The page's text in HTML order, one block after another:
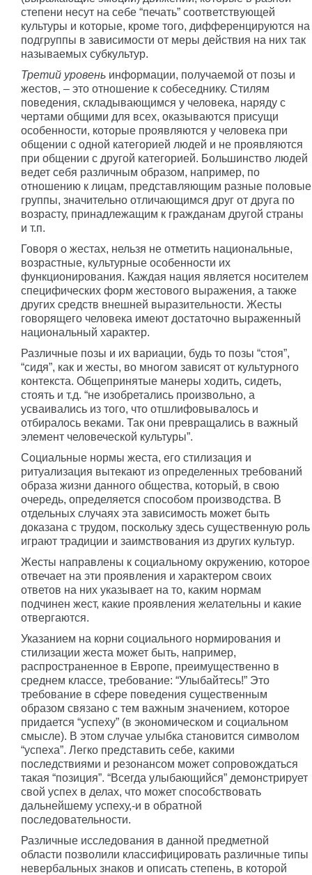
степени несут на себе “печать” соответствующей
культуры и которые, кроме того, дифференцируются на
подгруппы в зависимости от меры действия на них так
называемых субкультур.
Третий уровень информации, получаемой от позы и
жестов, – это отношение к собеседнику. Стилям
поведения, складывающимся у человека, наряду с
чертами общими для всех, оказываются присущи
особенности, которые проявляются у человека при
общении с одной категорией людей и не проявляются
при общении с другой категорией. Большинство людей
ведет себя различным образом, например, по
отношению к лицам, представляющим разные половые
группы, значительно отличающимся друг от друга по
возрасту, принадлежащим к гражданам другой страны
и т.п.
Говоря о жестах, нельзя не отметить национальные,
возрастные, культурные особенности их
функционирования. Каждая нация является носителем
специфических форм жестового выражения, а также
других средств внешней выразительности. Жесты
говорящего человека имеют достаточно выраженный
национальный характер.
Различные позы и их вариации, будь то позы “стоя”,
“сидя”, как и жесты, во многом зависят от культурного
контекста. Общепринятые манеры ходить, сидеть,
стоять и т.д. “не изобретались произвольно, а
усваивались из того, что отшлифовывалось и
отбиралось веками. Так они превращались в важный
элемент человеческой культуры”.
Социальные нормы жеста, его стилизация и
ритуализация вытекают из определенных требований
образа жизни данного общества, который, в свою
очередь, определяется способом производства. В
отдельных случаях эта зависимость может быть
доказана с трудом, поскольку здесь существенную роль
играют традиции и заимствования из других культур.
Жесты направлены к социальному окружению, которое
отвечает на эти проявления и характером своих
ответов на них указывает на то, каким нормам
подчинен жест, какие проявления желательны и какие
отвергаются.
Указанием на корни социального нормирования и
стилизации жеста может быть, например,
распространенное в Европе, преимущественно в
среднем классе, требование: “Улыбайтесь!” Это
требование в сфере поведения существенным
образом связано с тем важным значением, которое
придается “успеху” (в экономическом и социальном
смысле). В этом случае улыбка становится символом
“успеха”. Легко представить себе, какими
последствиями и резонансом может сопровождаться
такая “позиция”. “Всегда улыбающийся” демонстрирует
свой успех в делах, что может способствовать
дальнейшему успеху,-и в обратной
последовательности.
Различные исследования в данной предметной
области позволили классифицировать различные типы
невербальных знаков и описать степень, в которой